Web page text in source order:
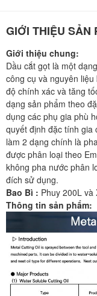
GIỚI THIỆU SẢN
Giới thiệu chung:
Dầu cắt gọt là một
công cụ và nguyên
độ chính xác và tăng
dạng sản phẩm theo
dụng các phụ gia phù
quyết định đặc tính gia
làm 2 dạng chính là
được phân loại theo
không pha nước phân
đích sử dụng.
Bao Bì : Phuy 200L và
Thông tin sản phẩm: